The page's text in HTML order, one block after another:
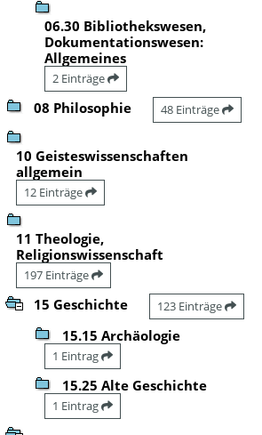
06.30 Bibliothekswesen,
Dokumentationswesen:
Allgemeines
2 Einträge
08 Philosophie 48 Einträge
10 Geisteswissenschaften
allgemein
12 Einträge
11 Theologie,
Religionswissenschaft
197 Einträge
15 Geschichte 123 Einträge
15.15 Archäologie
1 Eintrag
15.25 Alte Geschichte
1 Eintrag